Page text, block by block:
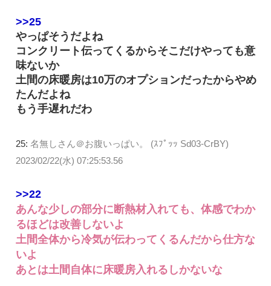
>>25
やっぱそうだよね
コンクリート伝ってくるからそこだけやっても意
味ないか
土間の床暖房は10万のオプションだったからやめ
たんだよね
もう手遅れだわ
25: 名無しさん＠お腹いっぱい。 (ｽﾌﾟｯｯ Sd03-CrBY)
2023/02/22(水) 07:25:53.56
>>22
あんな少しの部分に断熱材入れても、体感でわか
るほどは改善しないよ
土間全体から冷気が伝わってくるんだから仕方な
いよ
あとは土間自体に床暖房入れるしかないな